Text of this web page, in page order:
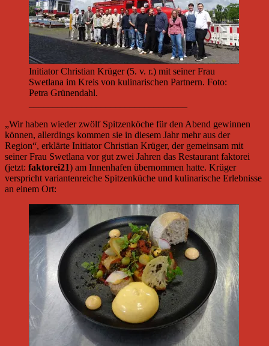
Initiator Christian Krüger (5. v. r.) mit seiner Frau
Swetlana im Kreis von kulinarischen Partnern. Foto:
Petra Grünendahl.
„Wir haben wieder zwölf Spitzenköche für den Abend gewinnen
können, allerdings kommen sie in diesem Jahr mehr aus der
Region“, erklärte Initiator Christian Krüger, der gemeinsam mit
seiner Frau Swetlana vor gut zwei Jahren das Restaurant faktorei
(jetzt: faktorei21) am Innenhafen übernommen hatte. Krüger
verspricht variantenreiche Spitzenküche und kulinarische Erlebnisse
an einem Ort: